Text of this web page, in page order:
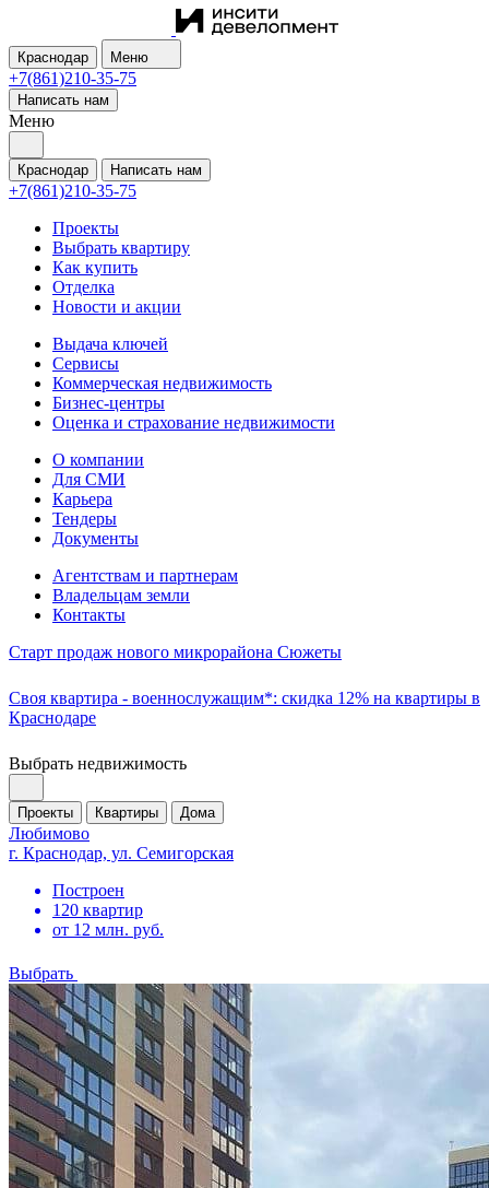
Краснодар Меню
+7(861)210-35-75
Написать нам
Меню
Краснодар Написать нам
+7(861)210-35-75
Проекты
Выбрать квартиру
Как купить
Отделка
Новости и акции
Выдача ключей
Сервисы
Коммерческая недвижимость
Бизнес-центры
Оценка и страхование недвижимости
О компании
Для СМИ
Карьера
Тендеры
Документы
Агентствам и партнерам
Владельцам земли
Контакты
Старт продаж нового микрорайона Сюжеты
Своя квартира - военнослужащим*: скидка 12% на квартиры в
Краснодаре
Выбрать недвижимость
Проекты Квартиры Дома
Любимово
г. Краснодар, ул. Семигорская
Построен
120 квартир
от 12 млн. руб.
Выбрать